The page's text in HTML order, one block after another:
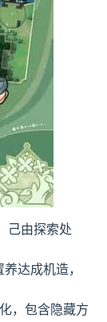
己由探索处
达成机造，
，包含隐藏方